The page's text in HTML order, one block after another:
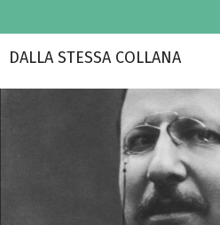
DALLA STESSA COLLANA